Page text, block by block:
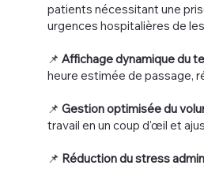
patients nécessitant une
urgences hospitalières de
📌Affichage dynamique du
heure estimée de passage,
📌Gestion optimisée du
travail en un coup d'œil et
📌 Réduction du stress